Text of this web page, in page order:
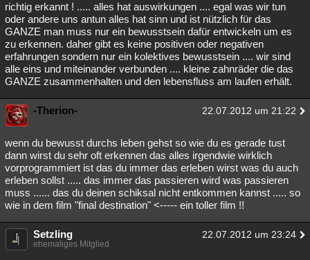
richtig erkannt ! ..... alles hat auswirkungen .... egal was wir tun
oder andere uns antun alles hat sinn und ist nützlich für das
GANZE man muss nur ein bewusstsein dafür entwickeln um es
zu erkennen. daher gibt es keine positiven oder negativen
erfahrungen sondern nur ein kolektives bewusstsein .... wir sind
alle eins und miteinander verbunden .... kleine zahnräder die das
GANZE zusammenhalten und den lebensfluss am laufen erhält.
-Therion- 22.07.2012 um 21:22
wenn du bewusst durchs leben gehst so wie du es gerade tust
dann wirst du sehr oft erkennen das alles irgendwie wirklich
vorprogrammiert ist das du immer das erleben wirst was du auch
erleben sollst ..... das immer das passieren wird was passieren
muss ...... das du deinen schiksal nicht entkommen kannst ..... so
wie in dem film "final destination" <----- ein toller film !!
Setzling 22.07.2012 um 23:24
ehemaliges Mitglied